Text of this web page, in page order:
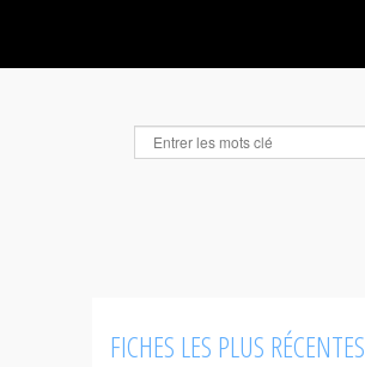
FICHES LES PLUS RÉCENTES